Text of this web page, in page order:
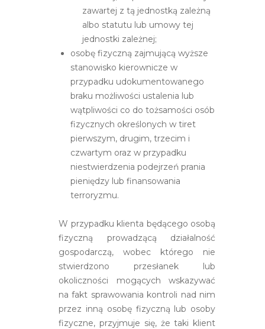
zawartej z tą jednostką zależną
albo statutu lub umowy tej
jednostki zależnej;
osobę fizyczną zajmującą wyższe
stanowisko kierownicze w
przypadku udokumentowanego
braku możliwości ustalenia lub
wątpliwości co do tożsamości osób
fizycznych określonych w tiret
pierwszym, drugim, trzecim i
czwartym oraz w przypadku
niestwierdzenia podejrzeń prania
pieniędzy lub finansowania
terroryzmu.
W przypadku klienta będącego osobą
fizyczną prowadzącą działalność
gospodarczą, wobec którego nie
stwierdzono przesłanek lub
okoliczności mogących wskazywać
na fakt sprawowania kontroli nad nim
przez inną osobę fizyczną lub osoby
fizyczne, przyjmuje się, że taki klient